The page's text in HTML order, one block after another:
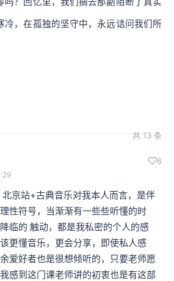
冷，在孤独的坚守中，永远诘问我们所
共 13 条
6
京站+古典音乐对我本人而言，是伴
性符号，当渐渐有一些些听懂的时
临的 触动，都是我私密的个人的感
更懂音乐，更会分享，即使私人感
爱好者也是很想倾听的，只要老师愿
感到这门课老师讲的初衷也是有这部